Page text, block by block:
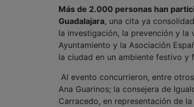
Ayuntamiento y la Asociación
la ciudad en un ambiente festivo y
Al evento concurrieron, entre
Ana Guarinos; la consejera de
Carracedo, en representación de
institucional y social. Desde el
Carmen Heredia , tras finalizar el